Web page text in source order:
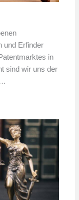
und Erfinder
in
sind wir uns der